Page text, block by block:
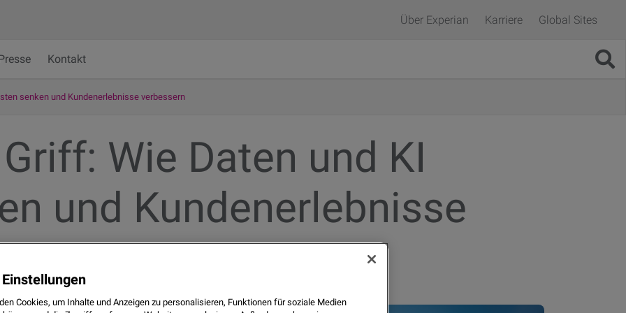
Über Experian Karriere Global Sites
Kontakt
senken und Kundenerlebnisse verbessern
Wie Daten und KI
und Kundenerlebnisse
Cookies, um Inhalte und Anzeigen zu personalisieren, Funktionen für soziale Medien